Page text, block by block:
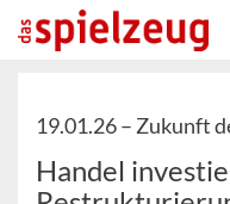
19.01.26 – Zukunft
Handel